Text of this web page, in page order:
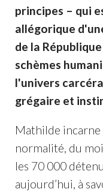
principes – qui
allégorique
de la
schèmes
l'univers
grégaire et
Mathilde
normalité, du
les 70 000
aujourd’hui, à